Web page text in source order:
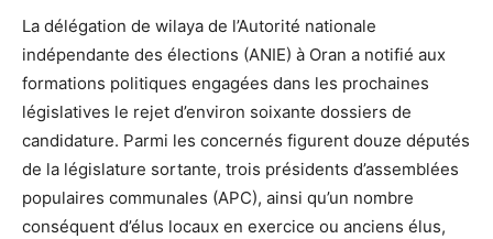
La délégation de wilaya de l’Autorité nationale
indépendante des élections (ANIE) à Oran a notifié aux
formations politiques engagées dans les prochaines
législatives le rejet d’environ soixante dossiers de
candidature. Parmi les concernés figurent douze députés
de la législature sortante, trois présidents d’assemblées
populaires communales (APC), ainsi qu’un nombre
conséquent d’élus locaux en exercice ou anciens élus,